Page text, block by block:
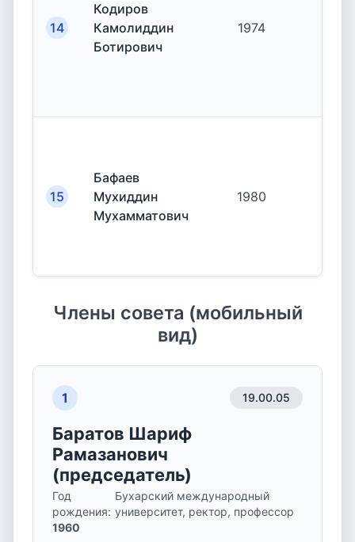
14
Кодиров
Камолиддин
Ботирович
1974
15
Бафаев
Мухиддин
Мухамматович
1980
Члены совета (мобильный
вид)
1 19.00.05
Баратов Шариф
Рамазанович
(председатель)
Год
рождения:
1960
Бухарский международный
университет, ректор, профессор